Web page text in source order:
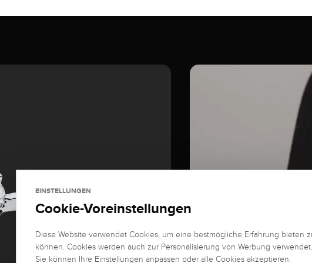
EDELSTEIN
EINSTELLUNGEN
Cookie-Voreinstellungen
Diese Website verwendet Cookies, um eine bestmögliche Erfahrung bieten
können. Cookies werden auch zur Personalisierung von Werbung verwendet.
Sie können Ihre Einstellungen anpassen oder alle Cookies akzeptieren.